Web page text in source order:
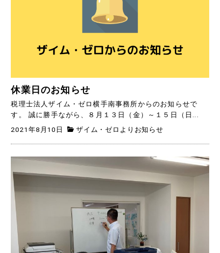
休業日のお知らせ
税理士法人ザイム・ゼロ横手南事務所からのお知らせで
す。 誠に勝手ながら、８月１３日（金）～１５日（日...
2021年8月10日 ザイム・ゼロよりお知らせ